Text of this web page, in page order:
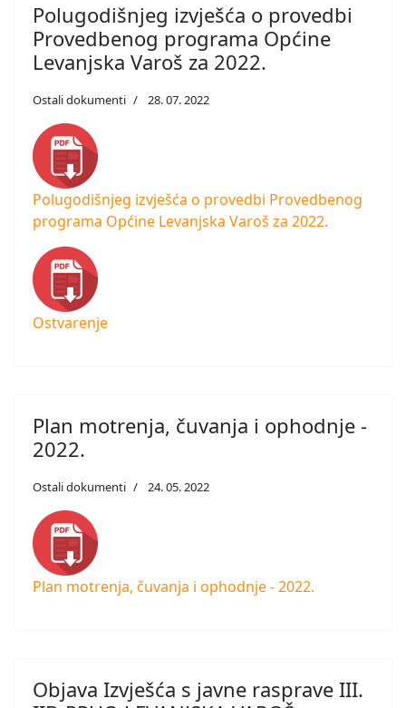
Polugodišnjeg izvješća o provedbi
Provedbenog programa Općine
Levanjska Varoš za 2022.
Ostali dokumenti 28. 07. 2022
Polugodišnjeg izvješća o provedbi Provedbenog
programa Općine Levanjska Varoš za 2022.
Ostvarenje
Plan motrenja, čuvanja i ophodnje -
2022.
Ostali dokumenti 24. 05. 2022
Plan motrenja, čuvanja i ophodnje - 2022.
Objava Izvješća s javne rasprave III.